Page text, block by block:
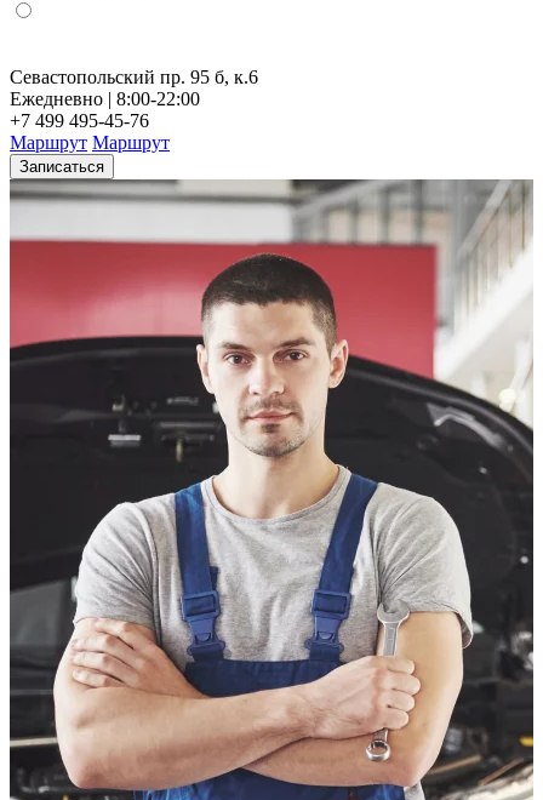
Севастопольский пр. 95 б, к.6
Ежедневно | 8:00-22:00
+7 499 495-45-76
Маршрут Маршрут
Записаться